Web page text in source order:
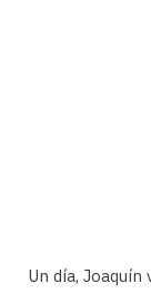
Un día,